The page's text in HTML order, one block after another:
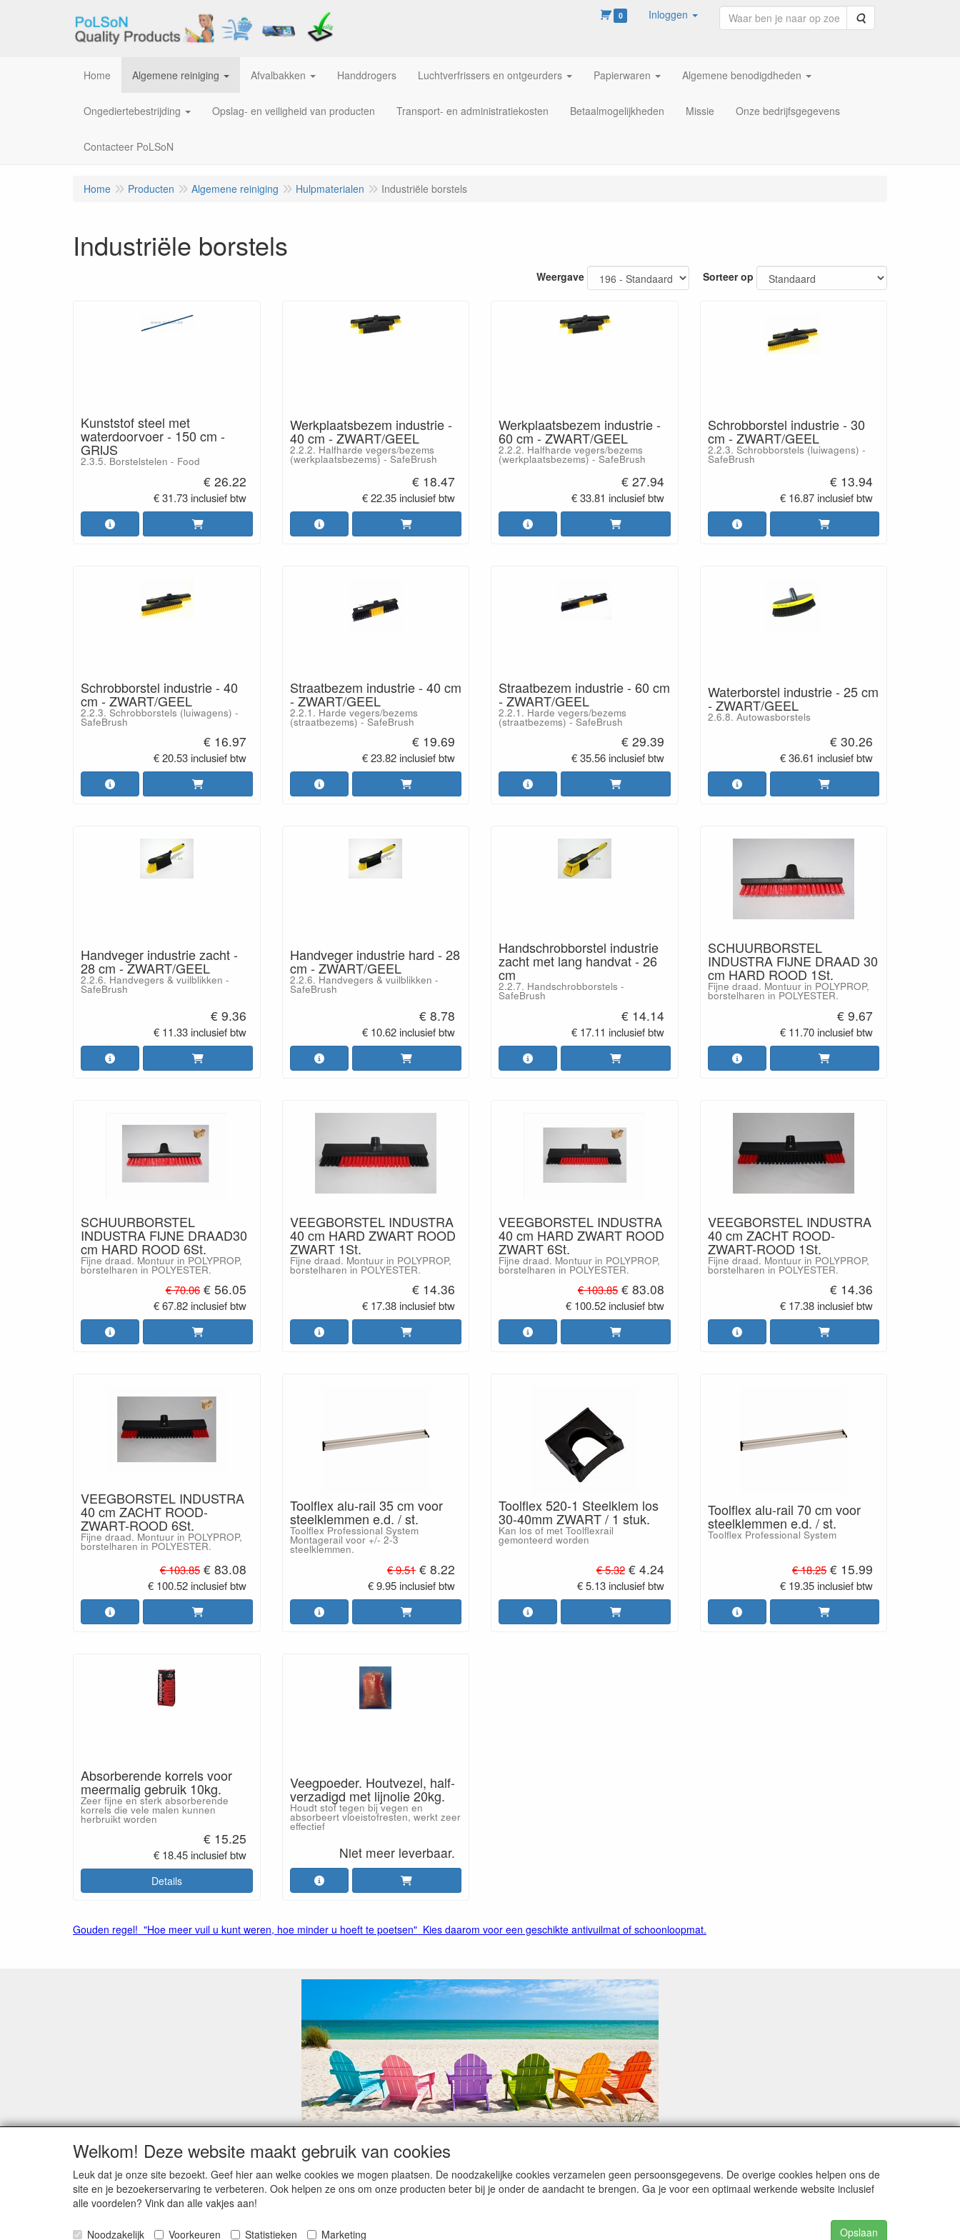
0 Inloggen Zoeken
Home Algemene reiniging Afvalbakken Handdrogers Luchtverfrissers en ontgeurders Papierwaren Algemene benodigdheden
Ongediertebestrijding Opslag- en veiligheid van producten Transport- en administratiekosten Betaalmogelijkheden Missie Onze bedrijfsgegevens
Contacteer PoLSoN
Home Producten Algemene reiniging Hulpmaterialen Industriële borstels
Industriële borstels
Weergave Sorteer op
Kunststof steel met
waterdoorvoer - 150 cm -
GRIJS
2.3.5. Borstelstelen - Food
€ 26.22
€ 31.73 inclusief btw
Werkplaatsbezem industrie -
40 cm - ZWART/GEEL
2.2.2. Halfharde vegers/bezems
(werkplaatsbezems) - SafeBrush
€ 18.47
€ 22.35 inclusief btw
Werkplaatsbezem industrie -
60 cm - ZWART/GEEL
2.2.2. Halfharde vegers/bezems
(werkplaatsbezems) - SafeBrush
€ 27.94
€ 33.81 inclusief btw
Schrobborstel industrie - 30
cm - ZWART/GEEL
2.2.3. Schrobborstels (luiwagens) -
SafeBrush
€ 13.94
€ 16.87 inclusief btw
Schrobborstel industrie - 40
cm - ZWART/GEEL
2.2.3. Schrobborstels (luiwagens) -
SafeBrush
€ 16.97
€ 20.53 inclusief btw
Straatbezem industrie - 40 cm
- ZWART/GEEL
2.2.1. Harde vegers/bezems
(straatbezems) - SafeBrush
€ 19.69
€ 23.82 inclusief btw
Straatbezem industrie - 60 cm
- ZWART/GEEL
2.2.1. Harde vegers/bezems
(straatbezems) - SafeBrush
€ 29.39
€ 35.56 inclusief btw
Waterborstel industrie - 25 cm
- ZWART/GEEL
2.6.8. Autowasborstels
€ 30.26
€ 36.61 inclusief btw
Handveger industrie zacht -
28 cm - ZWART/GEEL
2.2.6. Handvegers & vuilblikken -
SafeBrush
€ 9.36
€ 11.33 inclusief btw
Handveger industrie hard - 28
cm - ZWART/GEEL
2.2.6. Handvegers & vuilblikken -
SafeBrush
€ 8.78
€ 10.62 inclusief btw
Handschrobborstel industrie
zacht met lang handvat - 26
cm
2.2.7. Handschrobborstels -
SafeBrush
€ 14.14
€ 17.11 inclusief btw
SCHUURBORSTEL
INDUSTRA FIJNE DRAAD 30
cm HARD ROOD 1St.
Fijne draad. Montuur in POLYPROP,
borstelharen in POLYESTER.
€ 9.67
€ 11.70 inclusief btw
SCHUURBORSTEL
INDUSTRA FIJNE DRAAD30
cm HARD ROOD 6St.
Fijne draad. Montuur in POLYPROP,
borstelharen in POLYESTER.
€ 70.06 € 56.05
€ 67.82 inclusief btw
VEEGBORSTEL INDUSTRA
40 cm HARD ZWART ROOD
ZWART 1St.
Fijne draad. Montuur in POLYPROP,
borstelharen in POLYESTER.
€ 14.36
€ 17.38 inclusief btw
VEEGBORSTEL INDUSTRA
40 cm HARD ZWART ROOD
ZWART 6St.
Fijne draad. Montuur in POLYPROP,
borstelharen in POLYESTER.
€ 103.85 € 83.08
€ 100.52 inclusief btw
VEEGBORSTEL INDUSTRA
40 cm ZACHT ROOD-
ZWART-ROOD 1St.
Fijne draad. Montuur in POLYPROP,
borstelharen in POLYESTER.
€ 14.36
€ 17.38 inclusief btw
VEEGBORSTEL INDUSTRA
40 cm ZACHT ROOD-
ZWART-ROOD 6St.
Fijne draad. Montuur in POLYPROP,
borstelharen in POLYESTER.
€ 103.85 € 83.08
€ 100.52 inclusief btw
Toolflex alu-rail 35 cm voor
steelklemmen e.d. / st.
Toolflex Professional System
Montagerail voor +/- 2-3
steelklemmen.
€ 9.51 € 8.22
€ 9.95 inclusief btw
Toolflex 520-1 Steelklem los
30-40mm ZWART / 1 stuk.
Kan los of met Toolflexrail
gemonteerd worden
€ 5.32 € 4.24
€ 5.13 inclusief btw
Toolflex alu-rail 70 cm voor
steelklemmen e.d. / st.
Toolflex Professional System
€ 18.25 € 15.99
€ 19.35 inclusief btw
Absorberende korrels voor
meermalig gebruik 10kg.
Zeer fijne en sterk absorberende
korrels die vele malen kunnen
herbruikt worden
€ 15.25
€ 18.45 inclusief btw
Details
Veegpoeder. Houtvezel, half-
verzadigd met lijnolie 20kg.
Houdt stof tegen bij vegen en
absorbeert vloeistofresten, werkt zeer
effectief
Niet meer leverbaar.
Gouden regel! "Hoe meer vuil u kunt weren, hoe minder u hoeft te poetsen" Kies daarom voor een geschikte antivuilmat of schoonloopmat.
Geachte klant,
Zoals elk jaar zorgt de verlofperiode, naast een hoop heugelijke momenten van feest en rust, ook de traditionele leveringsproblemen.
Sommige fabrikanten sluiten of werken met een vakantiebezetting.
Bestellingen die vanaf +/- 15 juli geplaatst worden kunnen hierdoor vertraging oplopen. Wanneer die voorradig is en alle betalingsmodaliteiten zijn vervuld dan de bestelling
verstuurd worden. Indien deze nog terug moeten binnen komen dan is het minder duidelijk hoe snel dit zal gebeuren. Vanaf 15 Augustus stabiliseert zich dit dan wel en
Bedankt voor uw begrip.
Welkom! Deze website maakt gebruik van cookies
Leuk dat je onze site bezoekt. Geef hier aan welke cookies we mogen plaatsen. De noodzakelijke cookies verzamelen geen persoonsgegevens. De overige cookies helpen ons de
site en je bezoekerservaring te verbeteren. Ook helpen ze ons om onze producten beter bij je onder de aandacht te brengen. Ga je voor een optimaal werkende website inclusief
alle voordelen? Vink dan alle vakjes aan!
Noodzakelijk Voorkeuren Statistieken Marketing Opslaan